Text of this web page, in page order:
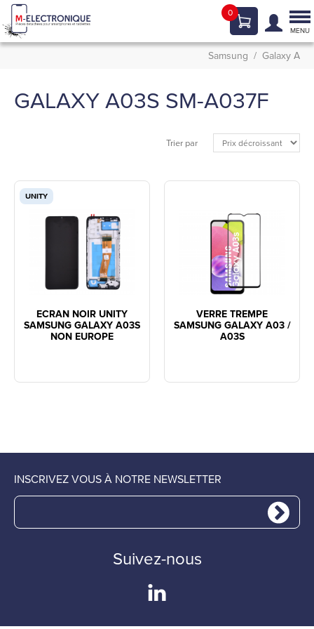
0
MENU
Samsung Galaxy A
GALAXY A03S SM-A037F
Trier par
UNITY
ECRAN NOIR UNITY
SAMSUNG GALAXY A03S
NON EUROPE
VERRE TREMPE
SAMSUNG GALAXY A03 /
A03S
INSCRIVEZ VOUS À NOTRE NEWSLETTER
Suivez-nous